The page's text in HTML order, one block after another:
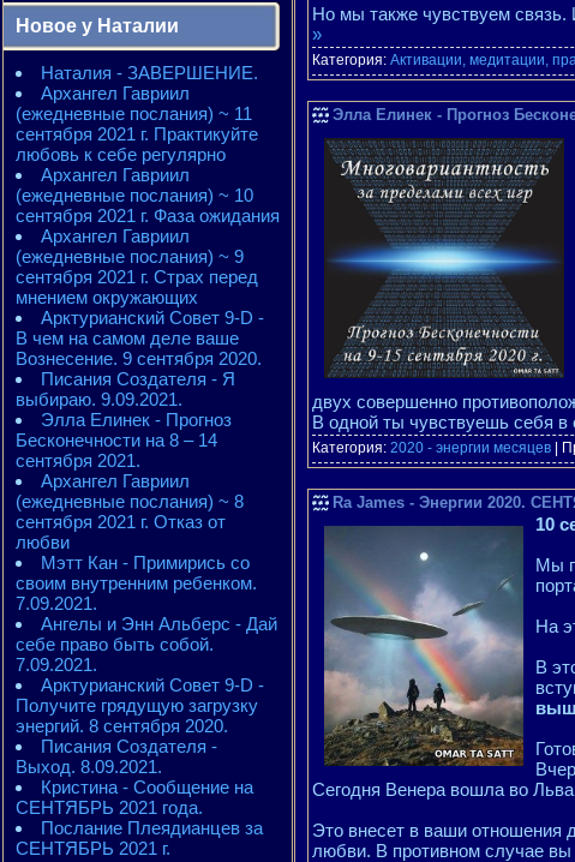
2010 - энергии месяцев
2010 - ЭНЕРГИИ года
2011 - энергии месяцев
2011 - ЭНЕРГИИ года
2012 - энергии месяцев
2012 - ЭНЕРГИИ года
2013 - энергии месяцев
2013 - ЭНЕРГИИ года
2014 - энергии месяцев
2014 - ЭНЕРГИИ года
2015 - энергии месяцев
2015 - ЭНЕРГИИ года
Новое у Наталии
Наталия - ЗАВЕРШЕНИЕ.
Архангел Гавриил
(ежедневные послания) ~ 11
сентября 2021 г. Практикуйте
любовь к себе регулярно
Архангел Гавриил
(ежедневные послания) ~ 10
сентября 2021 г. Фаза ожидания
Архангел Гавриил
(ежедневные послания) ~ 9
сентября 2021 г. Страх перед
мнением окружающих
Арктурианский Совет 9-D -
В чем на самом деле ваше
Вознесение. 9 сентября 2020.
Писания Создателя - Я
выбираю. 9.09.2021.
Элла Елинек - Прогноз
Бесконечности на 8 – 14
сентября 2021.
Архангел Гавриил
(ежедневные послания) ~ 8
сентября 2021 г. Отказ от
любви
Мэтт Кан - Примирись со
своим внутренним ребенком.
7.09.2021.
Ангелы и Энн Альберс - Дай
себе право быть собой.
7.09.2021.
Арктурианский Совет 9-D -
Получите грядущую загрузку
энергий. 8 сентября 2020.
Писания Создателя -
Выход. 8.09.2021.
Кристина - Сообщение на
СЕНТЯБРЬ 2021 года.
Послание Плеядианцев за
СЕНТЯБРЬ 2021 г.
Но мы также чувствуем
»
Категория: Активации, медитации,
Элла Елинек - Прогноз
двух совершенно
В одной ты чувствуешь себя в
Категория: 2020 - энергии месяцев |
Ra James - Энергии 2020.
10
Мы
На
В
Сегодня Венера вошла во
Это внесет в ваши отношения
любви. В противном случае вы